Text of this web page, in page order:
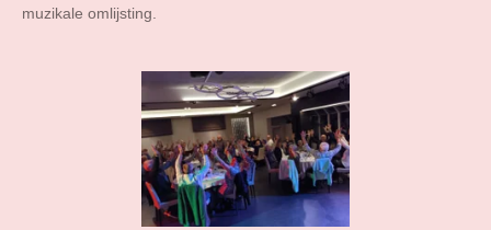
muzikale omlijsting.